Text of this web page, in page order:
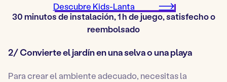
Descubre Kids-Lanta
30 minutos de instalación, 1 h de juego, satisfecho o
reembolsado
2/ Convierte el jardín en una selva o una playa
Para crear el ambiente adecuado, necesitas la